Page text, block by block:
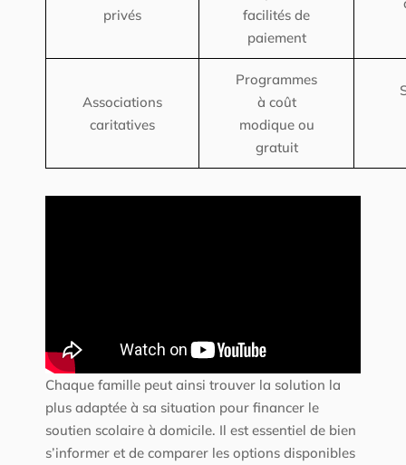
privés
facilités de
paiement
Associations
caritatives
Programmes
à coût
modique ou
gratuit
Chaque famille peut ainsi trouver la solution la
plus adaptée à sa situation pour financer le
soutien scolaire à domicile. Il est essentiel de bien
s’informer et de comparer les options disponibles